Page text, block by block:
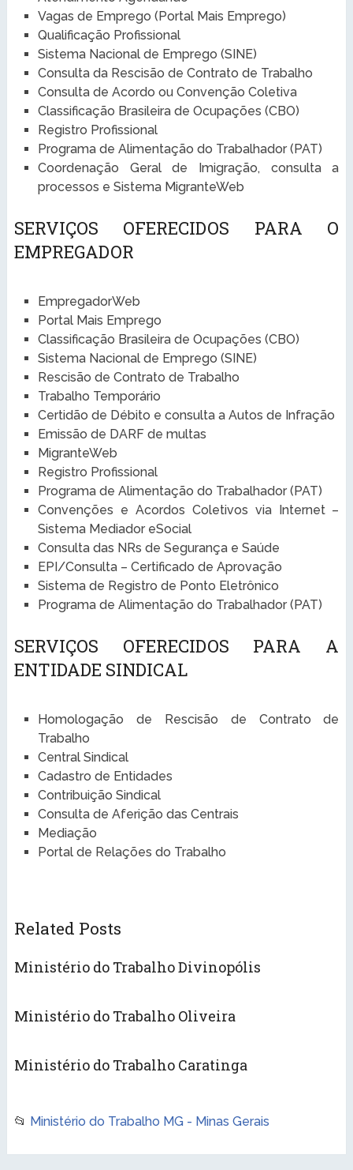
Vagas de Emprego (Portal Mais Emprego)
Qualificação Profissional
Sistema Nacional de Emprego (SINE)
Consulta da Rescisão de Contrato de Trabalho
Consulta de Acordo ou Convenção Coletiva
Classificação Brasileira de Ocupações (CBO)
Registro Profissional
Programa de Alimentação do Trabalhador (PAT)
Coordenação Geral de Imigração, consulta a
processos e Sistema MigranteWeb
SERVIÇOS OFERECIDOS PARA O
EMPREGADOR
EmpregadorWeb
Portal Mais Emprego
Classificação Brasileira de Ocupações (CBO)
Sistema Nacional de Emprego (SINE)
Rescisão de Contrato de Trabalho
Trabalho Temporário
Certidão de Débito e consulta a Autos de Infração
Emissão de DARF de multas
MigranteWeb
Registro Profissional
Programa de Alimentação do Trabalhador (PAT)
Convenções e Acordos Coletivos via Internet –
Sistema Mediador eSocial
Consulta das NRs de Segurança e Saúde
EPI/Consulta – Certificado de Aprovação
Sistema de Registro de Ponto Eletrônico
Programa de Alimentação do Trabalhador (PAT)
SERVIÇOS OFERECIDOS PARA A
ENTIDADE SINDICAL
Homologação de Rescisão de Contrato de
Trabalho
Central Sindical
Cadastro de Entidades
Contribuição Sindical
Consulta de Aferição das Centrais
Mediação
Portal de Relações do Trabalho
Related Posts
Ministério do Trabalho Divinopólis
Ministério do Trabalho Oliveira
Ministério do Trabalho Caratinga
📂 Ministério do Trabalho MG - Minas Gerais